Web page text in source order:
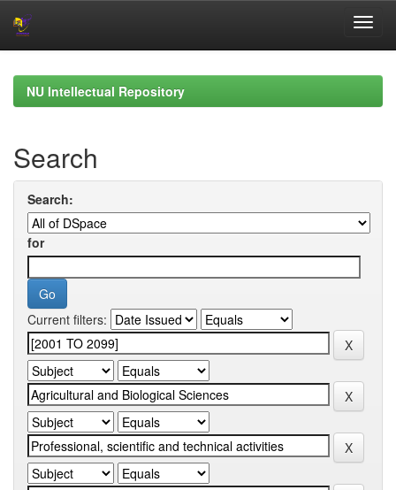
navigationNU Intellectual Repository
Search
Search:
for
Current filters: